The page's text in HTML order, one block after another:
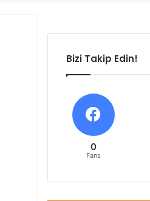
Bizi Takip Edin!
0
Fans